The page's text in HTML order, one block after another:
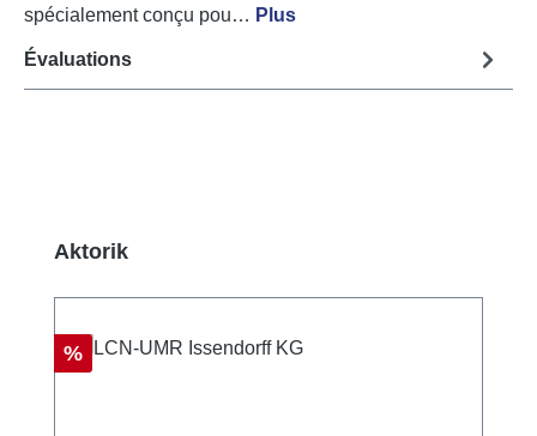
spécialement conçu pou… Plus
Évaluations
Ignorer la galerie de produits
Aktorik
Réduction
%